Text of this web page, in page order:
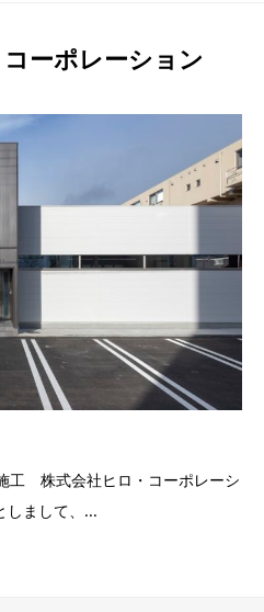
ーポレーション
株式会社ヒロ・コーポレーシ
しまして、...